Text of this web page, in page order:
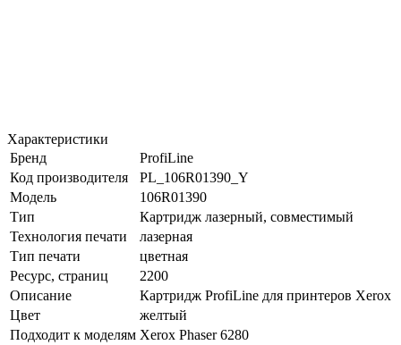
Характеристики
Бренд
ProfiLine
Код производителя
PL_106R01390_Y
Модель
106R01390
Тип
Картридж лазерный, совместимый
Технология печати
лазерная
Тип печати
цветная
Ресурс, страниц
2200
Описание
Картридж ProfiLine для принтеров Xerox
Цвет
желтый
Подходит к моделям Xerox Phaser 6280